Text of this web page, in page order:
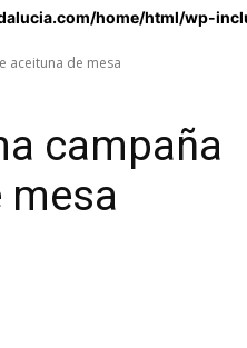
home/html/wp-
aceituna de mesa
campaña
mesa